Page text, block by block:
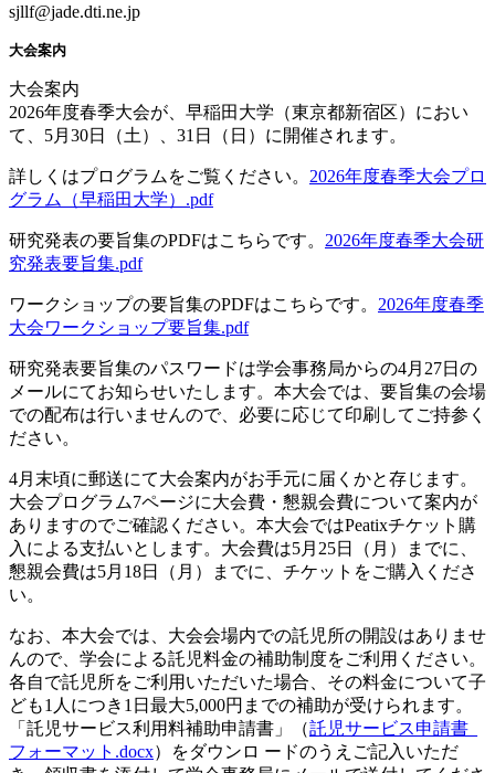
sjllf@jade.dti.ne.jp
大会案内
大会案内
2026年度春季大会が、早稲田大学（東京都新宿区）におい
て、5月30日（土）、31日（日）に開催されます。
詳しくはプログラムをご覧ください。 2026年度春季大会プロ
グラム（早稲田大学）.pdf
研究発表の要旨集のPDFはこちらです。 2026年度春季大会研
究発表要旨集.pdf
ワークショップの要旨集のPDFはこちらです。 2026年度春季
大会ワークショップ要旨集.pdf
研究発表要旨集のパスワードは学会事務局からの4月27日の
メールにてお知らせいたします。本大会では、要旨集の会場
での配布は行いませんので、必要に応じて印刷してご持参く
ださい。
4月末頃に郵送にて大会案内がお手元に届くかと存じます。
大会プログラム7ページに大会費・懇親会費について案内が
ありますのでご確認ください。本大会ではPeatixチケット購
入による支払いとします。大会費は5月25日（月）までに、
懇親会費は5月18日（月）までに、チケットをご購入くださ
い。
なお、本大会では、大会会場内での託児所の開設はありませ
んので、学会による託児料金の補助制度をご利用ください。
各自で託児所をご利用いただいた場合、その料金について子
ども1人につき1日最大5,000円までの補助が受けられます。
「託児サービス利用料補助申請書」（託児サービス申請書_
フォーマット.docx）をダウンロ ードのうえご記入いただ